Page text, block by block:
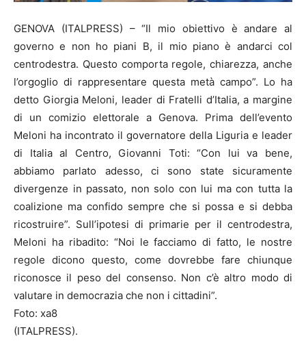
GENOVA (ITALPRESS) – “Il mio obiettivo è andare al
governo e non ho piani B, il mio piano è andarci col
centrodestra. Questo comporta regole, chiarezza, anche
l’orgoglio di rappresentare questa metà campo”. Lo ha
detto Giorgia Meloni, leader di Fratelli d’Italia, a margine
di un comizio elettorale a Genova. Prima dell’evento
Meloni ha incontrato il governatore della Liguria e leader
di Italia al Centro, Giovanni Toti: “Con lui va bene,
abbiamo parlato adesso, ci sono state sicuramente
divergenze in passato, non solo con lui ma con tutta la
coalizione ma confido sempre che si possa e si debba
ricostruire”. Sull’ipotesi di primarie per il centrodestra,
Meloni ha ribadito: “Noi le facciamo di fatto, le nostre
regole dicono questo, come dovrebbe fare chiunque
riconosce il peso del consenso. Non c’è altro modo di
valutare in democrazia che non i cittadini”.
Foto: xa8
(ITALPRESS).